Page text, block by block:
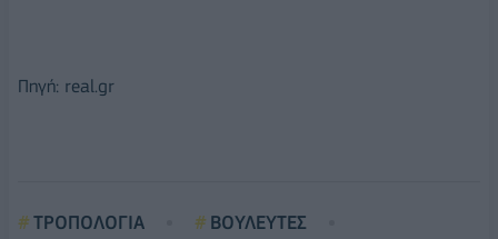
Πηγή: real.gr
ΤΡΟΠΟΛΟΓΙΑ
ΒΟΥΛΕΥΤΕΣ